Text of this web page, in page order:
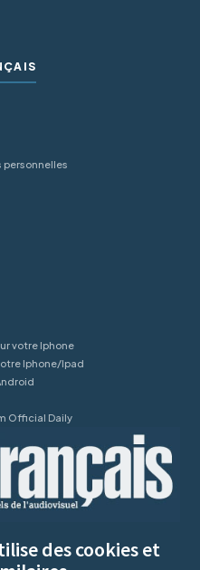
votre Iphone
Iphone/Ipad
Official Daily
des cookies et